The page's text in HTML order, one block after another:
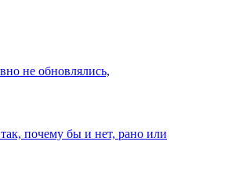
не обновлялись,
почему бы и нет, рано или